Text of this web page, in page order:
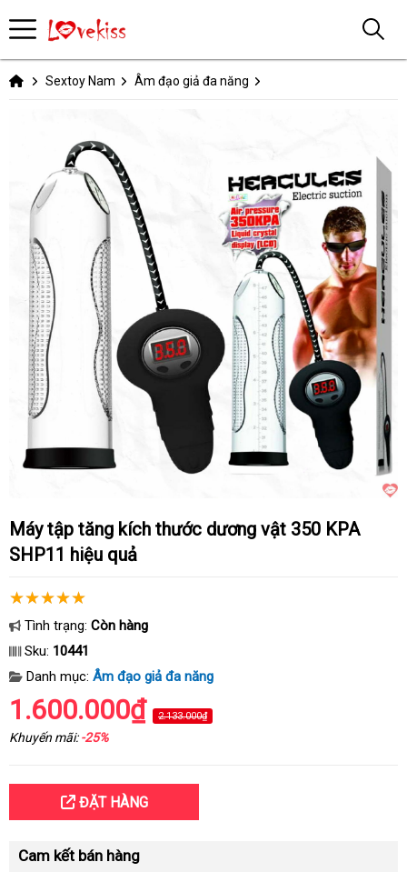
Sextoy Nam Âm đạo giả đa năng
Máy tập tăng kích thước dương vật 350 KPA
SHP11 hiệu quả
Tình trạng: Còn hàng
Sku: 10441
Danh mục: Âm đạo giả đa năng
1.600.000₫ 2.133.000₫
Khuyến mãi:-25%
ĐẶT HÀNG
Cam kết bán hàng